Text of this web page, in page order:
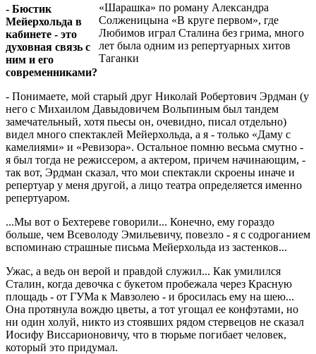
«Шарашка» по роману Александра
Солженицына «В круге первом», где
Любимов играл Сталина без грима, много
лет была одним из репертуарных хитов
Таганки
- Бюстик
Мейерхольда в
кабинете - это
духовная связь с
ним и его
современниками?
- Понимаете, мой старый друг Николай Робертович Эрдман (у
него с Михаилом Давыдовичем Вольпиным был тандем
замечательный, хотя пьесы он, очевидно, писал отдельно)
видел много спектаклей Мейерхольда, а я - только «Даму с
камелиями» и «Ревизора». Остальное помню весьма смутно -
я был тогда не режиссером, а актером, причем начинающим, -
так вот, Эрдман сказал, что мои спектакли скроены иначе и
репертуар у меня другой, а лицо театра определяется именно
репертуаром.
...Мы вот о Бехтереве говорили... Конечно, ему гораздо
больше, чем Всеволоду Эмильевичу, повезло - я с содроганием
вспоминаю страшные письма Мейерхольда из застенков...
Ужас, а ведь он верой и правдой служил... Как умилился
Сталин, когда девочка с букетом пробежала через Красную
площадь - от ГУМа к Мавзолею - и бросилась ему на шею...
Она протянула вождю цветы, а тот угощал ее конфэтами, но
ни один холуй, никто из стоявших рядом стервецов не сказал
Иосифу Виссарионовичу, что в тюрьме погибает человек,
который это придумал.